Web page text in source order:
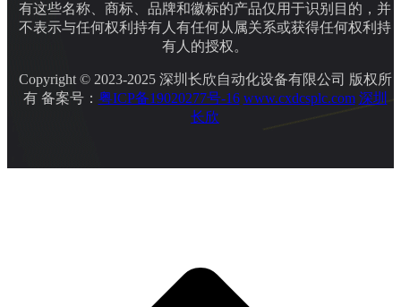
有这些名称、商标、品牌和徽标的产品仅用于识别目的，并
不表示与任何权利持有人有任何从属关系或获得任何权利持
有人的授权。
Copyright © 2023-2025 深圳长欣自动化设备有限公司 版权所
有 备案号： 粤ICP备19020277号-16 www.cxdcsplc.com 深圳
长欣